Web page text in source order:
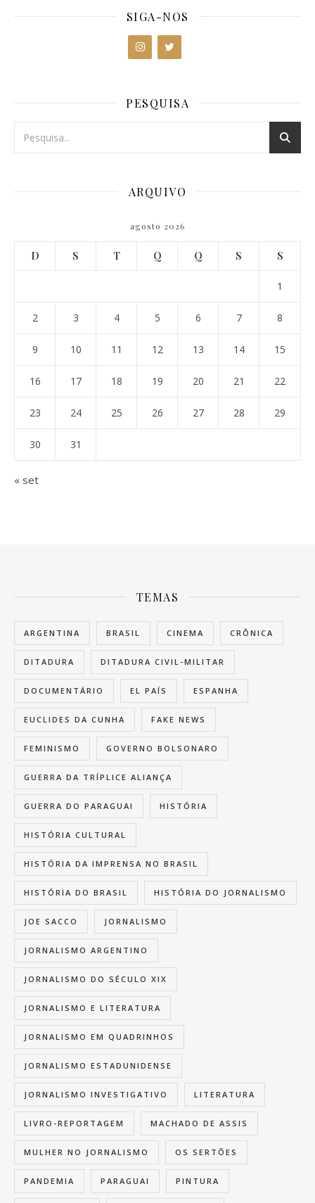
SIGA-NOS
PESQUISA
ARQUIVO
agosto 2026
D S T Q Q S S
1
2 3 4 5 6 7 8
9 10 11 12 13 14 15
16 17 18 19 20 21 22
23 24 25 26 27 28 29
30 31
« set
TEMAS
ARGENTINA BRASIL CINEMA CRÔNICA
DITADURA DITADURA CIVIL-MILITAR
DOCUMENTÁRIO EL PAÍS ESPANHA
EUCLIDES DA CUNHA FAKE NEWS
FEMINISMO GOVERNO BOLSONARO
GUERRA DA TRÍPLICE ALIANÇA
GUERRA DO PARAGUAI HISTÓRIA
HISTÓRIA CULTURAL
HISTÓRIA DA IMPRENSA NO BRASIL
HISTÓRIA DO BRASIL HISTÓRIA DO JORNALISMO
JOE SACCO JORNALISMO
JORNALISMO ARGENTINO
JORNALISMO DO SÉCULO XIX
JORNALISMO E LITERATURA
JORNALISMO EM QUADRINHOS
JORNALISMO ESTADUNIDENSE
JORNALISMO INVESTIGATIVO LITERATURA
LIVRO-REPORTAGEM MACHADO DE ASSIS
MULHER NO JORNALISMO OS SERTÕES
PANDEMIA PARAGUAI PINTURA